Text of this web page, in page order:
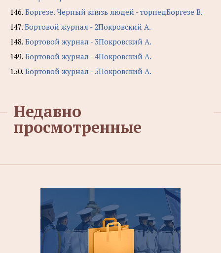
146. Боргезе. Черный князь людей - торпедБоргезе В.
147. Бортовой журнал - 2Покровский А.
148. Бортовой журнал - 3Покровский А.
149. Бортовой журнал - 4Покровский А.
150. Бортовой журнал - 5Покровский А.
Недавно
просмотренные